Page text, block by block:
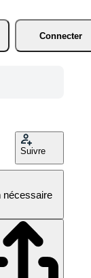
Connecter
Suivre
nécessaire